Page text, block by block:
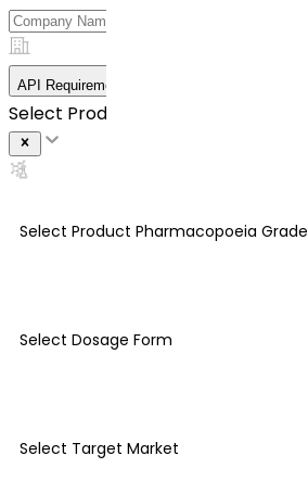
API Requirement Details
Select Product *
Select Product Pharmacopoeia Grade
Select Dosage Form
Select Target Market